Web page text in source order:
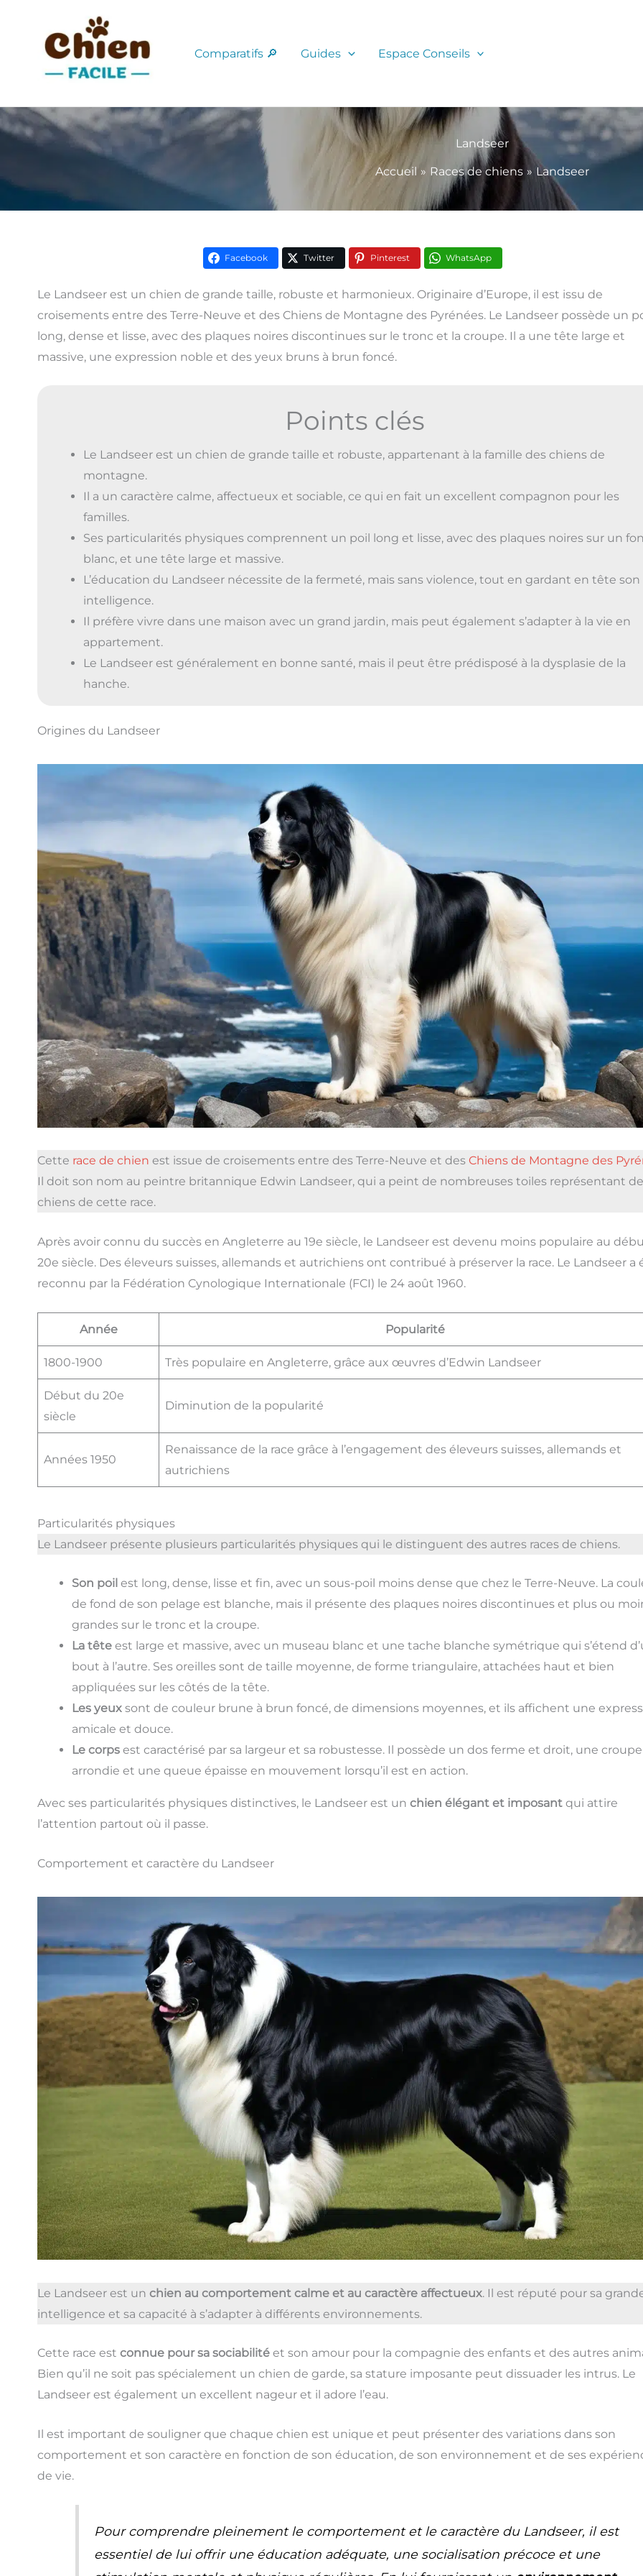
contenu
Comparatifs 🔎 Guides Espace Conseils
Landseer
Accueil Races de chiens Landseer
Facebook Twitter Pinterest WhatsApp
Le Landseer est un chien de grande taille, robuste et harmonieux. Originaire d’Europe, il est issu de
croisements entre des Terre-Neuve et des Chiens de Montagne des Pyrénées. Le Landseer possède un
long, dense et lisse, avec des plaques noires discontinues sur le tronc et la croupe. Il a une tête large et
massive, une expression noble et des yeux bruns à brun foncé.
Points clés
Le Landseer est un chien de grande taille et robuste, appartenant à la famille des chiens de
montagne.
Il a un caractère calme, affectueux et sociable, ce qui en fait un excellent compagnon pour les
familles.
Ses particularités physiques comprennent un poil long et lisse, avec des plaques noires sur un
blanc, et une tête large et massive.
L’éducation du Landseer nécessite de la fermeté, mais sans violence, tout en gardant en tête son
intelligence.
Il préfère vivre dans une maison avec un grand jardin, mais peut également s’adapter à la vie en
appartement.
Le Landseer est généralement en bonne santé, mais il peut être prédisposé à la dysplasie de la
hanche.
Origines du Landseer
Cette race de chien est issue de croisements entre des Terre-Neuve et des Chiens de Montagne des
Il doit son nom au peintre britannique Edwin Landseer, qui a peint de nombreuses toiles représentant
chiens de cette race.
Après avoir connu du succès en Angleterre au 19e siècle, le Landseer est devenu moins populaire au
20e siècle. Des éleveurs suisses, allemands et autrichiens ont contribué à préserver la race. Le Landseer a
reconnu par la Fédération Cynologique Internationale (FCI) le 24 août 1960.
Année Popularité
1800-1900 Très populaire en Angleterre, grâce aux œuvres d’Edwin Landseer
Début du 20e
siècle
Diminution de la popularité
Années 1950
Renaissance de la race grâce à l’engagement des éleveurs suisses, allemands et
autrichiens
Particularités physiques
Le Landseer présente plusieurs particularités physiques qui le distinguent des autres races de chiens.
Son poil est long, dense, lisse et fin, avec un sous-poil moins dense que chez le Terre-Neuve. La
de fond de son pelage est blanche, mais il présente des plaques noires discontinues et plus ou
grandes sur le tronc et la croupe.
La tête est large et massive, avec un museau blanc et une tache blanche symétrique qui s’étend
bout à l’autre. Ses oreilles sont de taille moyenne, de forme triangulaire, attachées haut et bien
appliquées sur les côtés de la tête.
Les yeux sont de couleur brune à brun foncé, de dimensions moyennes, et ils affichent une
amicale et douce.
Le corps est caractérisé par sa largeur et sa robustesse. Il possède un dos ferme et droit, une croupe
arrondie et une queue épaisse en mouvement lorsqu’il est en action.
Avec ses particularités physiques distinctives, le Landseer est un chien élégant et imposant qui attire
l’attention partout où il passe.
Comportement et caractère du Landseer
Le Landseer est un chien au comportement calme et au caractère affectueux. Il est réputé pour sa
intelligence et sa capacité à s’adapter à différents environnements.
Cette race est connue pour sa sociabilité et son amour pour la compagnie des enfants et des autres
Bien qu’il ne soit pas spécialement un chien de garde, sa stature imposante peut dissuader les intrus. Le
Landseer est également un excellent nageur et il adore l’eau.
Il est important de souligner que chaque chien est unique et peut présenter des variations dans son
comportement et son caractère en fonction de son éducation, de son environnement et de ses
de vie.
Pour comprendre pleinement le comportement et le caractère du Landseer, il est
essentiel de lui offrir une éducation adéquate, une socialisation précoce et une